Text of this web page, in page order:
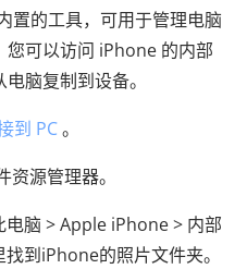
置的工具，可用于管理电脑
您可以访问 iPhone 的内部
脑复制到设备。
到 PC。
资源管理器。
电脑 > Apple iPhone > 内部
到iPhone的照片文件夹。